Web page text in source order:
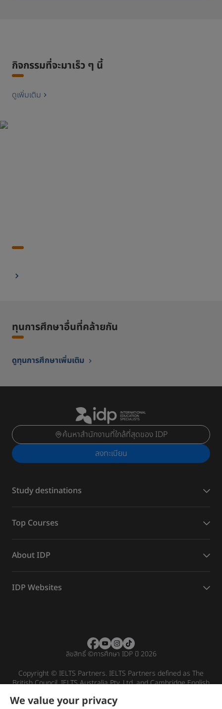
กิจกรรมที่จะมาเร็ว ๆ นี้
ดูเพิ่มเติม
ทุนการศึกษาอื่นที่คล้ายกัน
ดูทุนการศึกษาเพิ่มเติม
ค้นหาสำนักงานที่ใกล้ที่สุดของ IDP
ลงทะเบียน
Study destinations
Top Courses
About IDP
IDP Websites
ลิขสิทธิ์©การศึกษา IDP ปี 2026
Copyright © IELTS Partners. IELTS Partners defined as The
British Council, IELTS Australia Pty. Ltd. and Cambridge English
We value your privacy